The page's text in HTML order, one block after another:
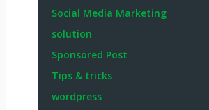
Social Media Marketing
solution
Sponsored Post
Tips & tricks
wordpress